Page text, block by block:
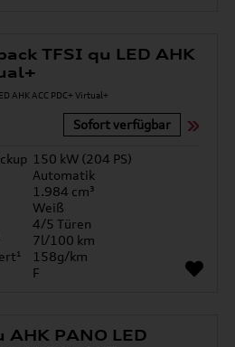
TFSI qu LED AHK
Sofort verfügbar
150 kW (204 PS)
Automatik
1.984 cm³
Weiß
4/5 Türen
7l/100 km
158g/km
F
PANO LED